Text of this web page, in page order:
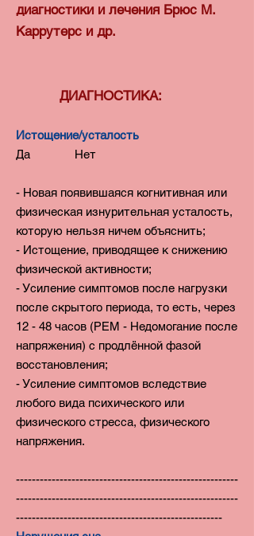
диагностики и лечения Брюс М.
Каррутерс и др.
ДИАГНОСТИКА:
Истощение/усталость
Да Нет
- Новая появившаяся когнитивная или
физическая изнурительная усталость,
которую нельзя ничем объяснить;
- Истощение, приводящее к снижению
физической активности;
- Усиление симптомов после нагрузки
после скрытого периода, то есть, через
12 - 48 часов (РЕМ - Недомогание после
напряжения) с продлённой фазой
восстановления;
- Усиление симптомов вследствие
любого вида психического или
физического стресса, физического
напряжения.
--------------------------------------------------------
--------------------------------------------------------
----------------------------------------------------